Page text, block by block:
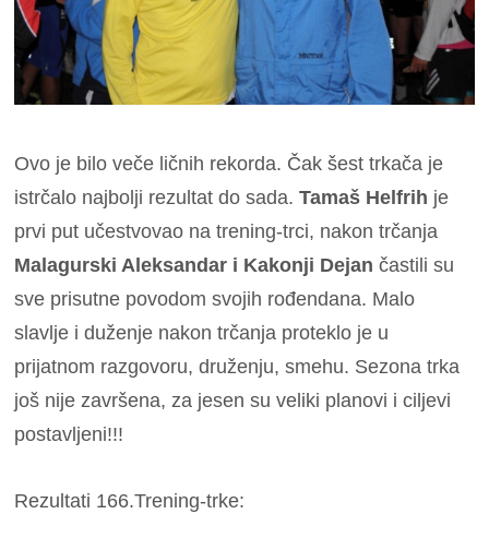
Ovo je bilo veče ličnih rekorda. Čak šest trkača je
istrčalo najbolji rezultat do sada.Tamaš Helfrih je
prvi put učestvovao na trening-trci, nakon trčanja
Malagurski Aleksandar i Kakonji Dejan častili su
sve prisutne povodom svojih rođendana. Malo
slavlje i duženje nakon trčanja proteklo je u
prijatnom razgovoru, druženju, smehu. Sezona trka
još nije završena, za jesen su veliki planovi i ciljevi
postavljeni!!!
Rezultati 166.Trening-trke: